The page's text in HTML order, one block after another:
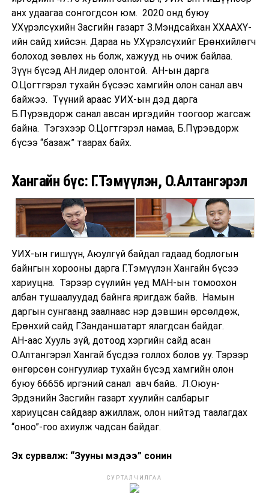
анх удаагаа сонгогдсон юм. 2020 онд буюу
У.Хүрэлсүхийн Засгийн газарт З.Мэндсайхан ХХААХҮ-
ийн сайд хийсэн. Дараа нь У.Хүрэлсүхийг Ерөнхийлөгч
болоход зөвлөх нь болж, хажууд нь очиж байлаа.
Зүүн бүсэд АН лидер олонтой. АН-ын дарга
О.Цогтгэрэл тухайн бүсээс хамгийн олон санал авч
байжээ. Түүний араас УИХ-ын дэд дарга
Б.Пүрэвдорж санал авсан иргэдийн тоогоор жагсаж
байна. Тэгэхээр О.Цогтгэрэл намаа, Б.Пүрэвдорж
бүсээ “базаж” таарах байх.
Хангайн бүс: Г.Тэмүүлэн, О.Алтангэрэл
УИХ-ын гишүүн, Аюулгүй байдал гадаад бодлогын
байнгын хорооны дарга Г.Тэмүүлэн Хангайн бүсээ
хариуцна. Тэрээр сүүлийн үед МАН-ын томоохон
албан тушаалуудад байнга яригдаж байв. Намын
даргын сунгаанд заалнаас нэр дэвшин өрсөлдөж,
Ерөнхий сайд Г.Занданшатарт ялагдсан байдаг.
АН-аас Хууль зүй, дотоод хэргийн сайд асан
О.Алтангэрэл Хангай бүсдээ голлох болов уу. Тэрээр
өнгөрсөн сонгуулиар тухайн бүсэд хамгийн олон
буюу 66656 иргэний санал авч байв. Л.Оюун-
Эрдэнийн Засгийн газарт хуулийн салбарыг
хариуцсан сайдаар ажиллаж, олон нийтэд таалагдах
“оноо”-гоо ахиулж чадсан байдаг.
Эх сурвалж: “Зууны мэдээ” сонин
СУРТАЛЧИЛГАА